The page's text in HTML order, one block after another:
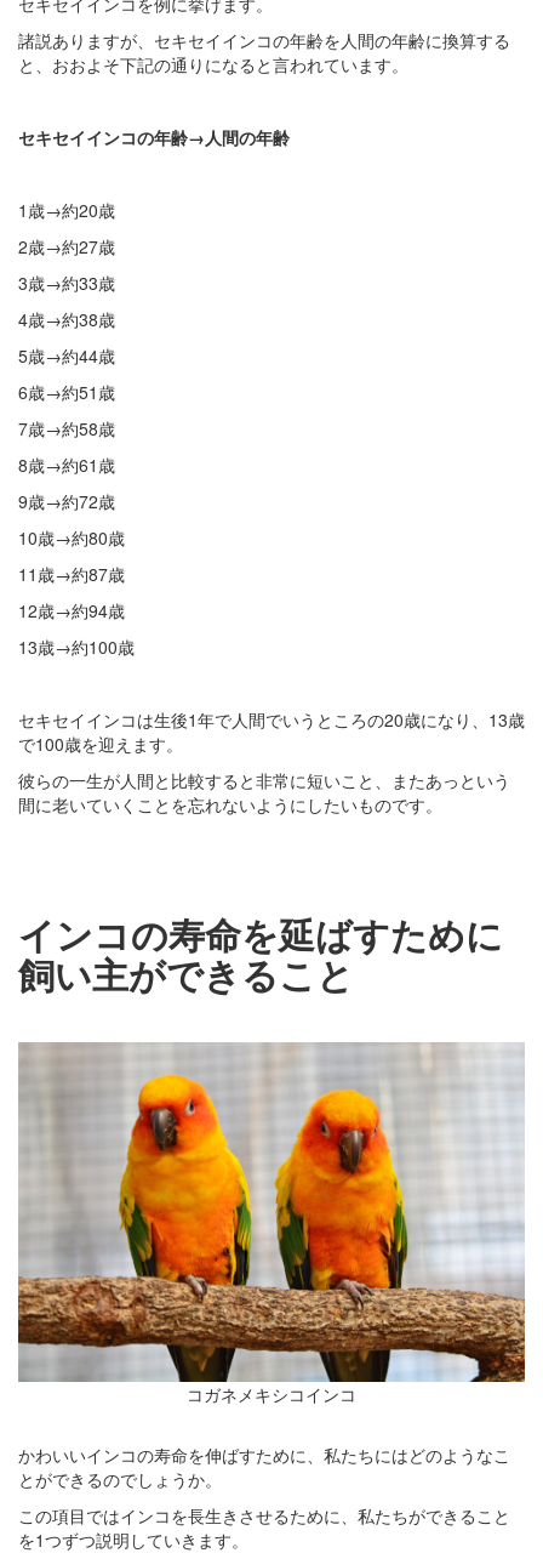
諸説ありますが、セキセイインコの年齢を人間の年齢に換算する
と、おおよそ下記の通りになると言われています。
セキセイインコの年齢→人間の年齢
1歳→約20歳
2歳→約27歳
3歳→約33歳
4歳→約38歳
5歳→約44歳
6歳→約51歳
7歳→約58歳
8歳→約61歳
9歳→約72歳
10歳→約80歳
11歳→約87歳
12歳→約94歳
13歳→約100歳
セキセイインコは生後1年で人間でいうところの20歳になり、13歳
で100歳を迎えます。
彼らの一生が人間と比較すると非常に短いこと、またあっという
間に老いていくことを忘れないようにしたいものです。
インコの寿命を延ばすために
飼い主ができること
コガネメキシコインコ
かわいいインコの寿命を伸ばすために、私たちにはどのようなこ
とができるのでしょうか。
この項目ではインコを長生きさせるために、私たちができること
を1つずつ説明していきます。